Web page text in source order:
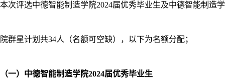
本次评选中德智能制造学院2024届优秀毕业生及中德智能制造学
院群星计划共34人（名额可空缺），以下为名额分配；
（一）中德智能制造学院2024届优秀毕业生